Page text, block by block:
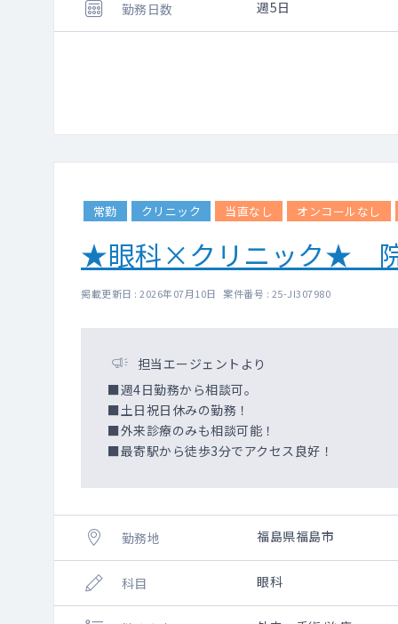
勤務日数 週5日
常勤 クリニック 当直なし オンコールなし
★眼科×クリニック★ 院
掲載更新日 : 2026年07月10日 案件番号 : 25-JI307980
担当エージェントより
■週4日勤務から相談可。
■土日祝日休みの勤務！
■外来診療のみも相談可能！
■最寄駅から徒歩3分でアクセス良好！
勤務地 福島県福島市
科目 眼科